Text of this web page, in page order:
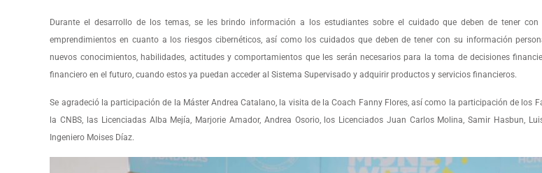
Durante el desarrollo de los temas, se les brindo información a los estudiantes sobre el cuidado que deben de tener
emprendimientos en cuanto a los riesgos cibernéticos, así como los cuidados que deben de tener con su información
nuevos conocimientos, habilidades, actitudes y comportamientos que les serán necesarios para la toma de decisiones
financiero en el futuro, cuando estos ya puedan acceder al Sistema Supervisado y adquirir productos y servicios financieros.
Se agradeció la participación de la Máster Andrea Catalano, la visita de la Coach Fanny Flores, así como la participación de los
la CNBS, las Licenciadas Alba Mejía, Marjorie Amador, Andrea Osorio, los Licenciados Juan Carlos Molina, Samir Hasbun,
Ingeniero Moises Díaz.